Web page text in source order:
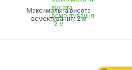
Максимальна висота
всмоктування: 2 м